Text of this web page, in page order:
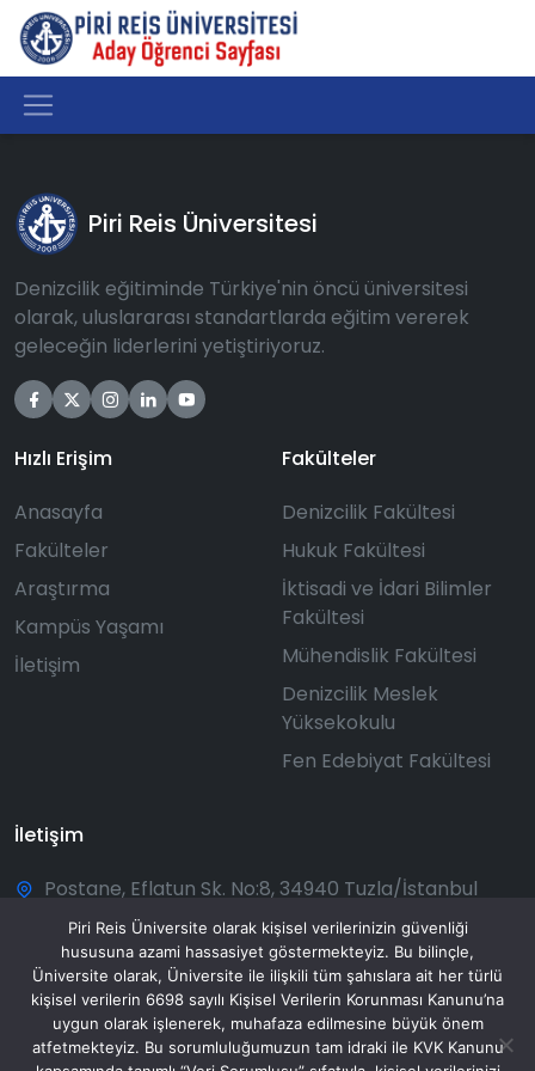
Piri Reis Üniversitesi
Denizcilik eğitiminde Türkiye'nin öncü üniversitesi
olarak, uluslararası standartlarda eğitim vererek
geleceğin liderlerini yetiştiriyoruz.
Hızlı Erişim
Anasayfa
Fakülteler
Araştırma
Kampüs Yaşamı
İletişim
Fakülteler
Denizcilik Fakültesi
Hukuk Fakültesi
İktisadi ve İdari Bilimler
Fakültesi
Mühendislik Fakültesi
Denizcilik Meslek
Yüksekokulu
Fen Edebiyat Fakültesi
İletişim
Postane, Eflatun Sk. No:8, 34940 Tuzla/İstanbul
+90 216 581 00 50
bilgi@pirireis.edu.tr
Pazartesi - Pazar: 08:30 - 20:00
Piri Reis Üniversite olarak kişisel verilerinizin güvenliği
hususuna azami hassasiyet göstermekteyiz. Bu bilinçle,
Üniversite olarak, Üniversite ile ilişkili tüm şahıslara ait her türlü
kişisel verilerin 6698 sayılı Kişisel Verilerin Korunması Kanunu’na
uygun olarak işlenerek, muhafaza edilmesine büyük önem
atfetmekteyiz. Bu sorumluluğumuzun tam idraki ile KVK Kanunu